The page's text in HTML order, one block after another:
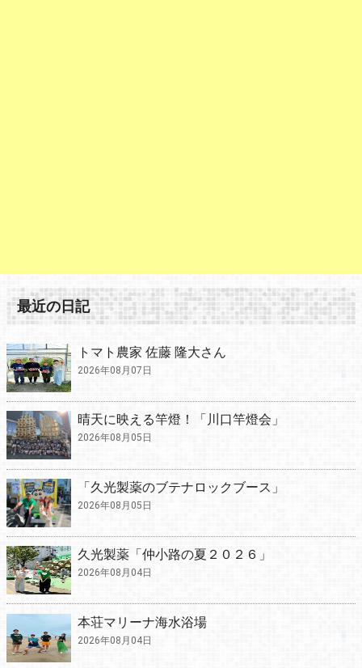
最近の日記
トマト農家 佐藤 隆大さん
2026年08月07日
晴天に映える竿燈！「川口竿燈会」
2026年08月05日
「久光製薬のブテナロックブース」
2026年08月05日
久光製薬「仲小路の夏２０２６」
2026年08月04日
本荘マリーナ海水浴場
2026年08月04日